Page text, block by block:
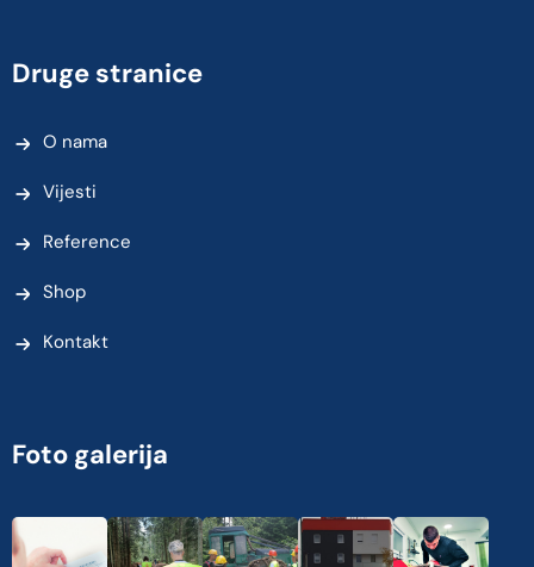
Druge stranice
O nama
Vijesti
Reference
Shop
Kontakt
Foto galerija